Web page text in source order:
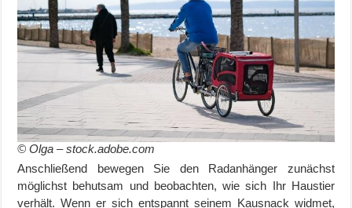
© Olga – stock.adobe.com
Anschließend bewegen Sie den Radanhänger zunächst
möglichst behutsam und beobachten, wie sich Ihr Haustier
verhält. Wenn er sich entspannt seinem Kausnack widmet,